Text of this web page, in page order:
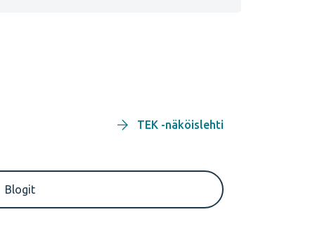
000 ihmistä minuuteissa vuonna 1902
TEK -näköislehti
Blogit